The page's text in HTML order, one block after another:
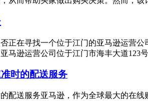
正在寻找一个位于江门的亚马逊运营
马逊运营公司位于江门市海丰大道123
时的配送服务
配送服务亚马逊，作为全球最大的在